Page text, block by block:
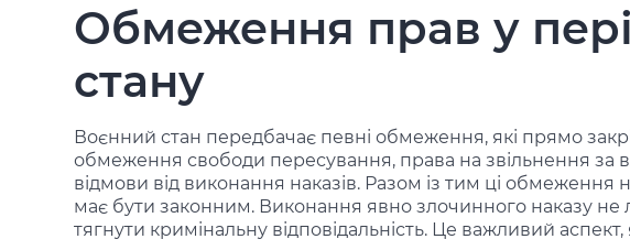
Обмеження прав у
стану
Воєнний стан передбачає певні обмеження, які прямо
обмеження свободи пересування, права на звільнення за
відмови від виконання наказів. Разом із тим ці
має бути законним. Виконання явно злочинного наказу
тягнути кримінальну відповідальність. Це важливий